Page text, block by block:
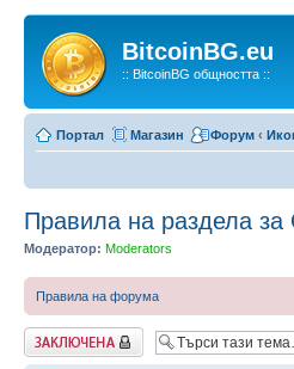
BitcoinBG.eu
:: BitcoinBG общността ::
Портал Магазин Форум ‹
Правила на раздела за
Модератор: Moderators
Правила на форума
Заключена